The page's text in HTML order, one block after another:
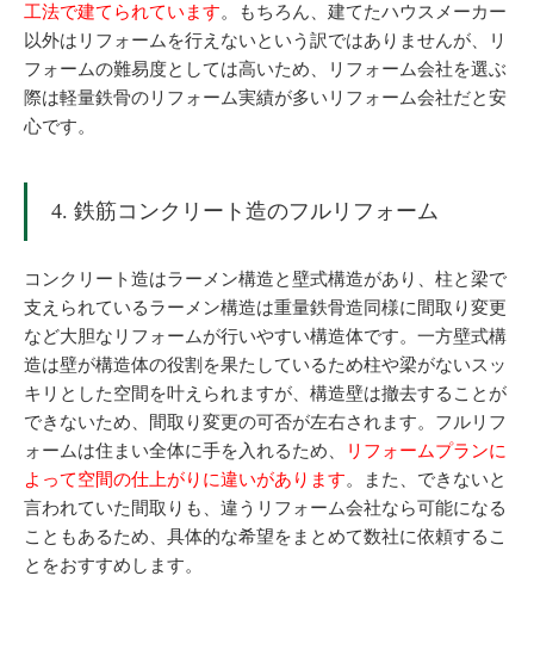
工法で建てられています。もちろん、建てたハウスメーカー
以外はリフォームを行えないという訳ではありませんが、リ
フォームの難易度としては高いため、リフォーム会社を選ぶ
際は軽量鉄骨のリフォーム実績が多いリフォーム会社だと安
心です。
4. 鉄筋コンクリート造のフルリフォーム
コンクリート造はラーメン構造と壁式構造があり、柱と梁で
支えられているラーメン構造は重量鉄骨造同様に間取り変更
など大胆なリフォームが行いやすい構造体です。一方壁式構
造は壁が構造体の役割を果たしているため柱や梁がないスッ
キリとした空間を叶えられますが、構造壁は撤去することが
できないため、間取り変更の可否が左右されます。フルリフ
ォームは住まい全体に手を入れるため、
リフォームプランに
よって空間の仕上がりに違いがあります。また、できないと
言われていた間取りも、違うリフォーム会社なら可能になる
こともあるため、具体的な希望をまとめて数社に依頼するこ
とをおすすめします。